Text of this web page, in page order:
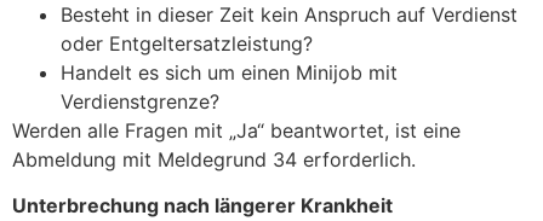
Besteht in dieser Zeit kein Anspruch auf Verdienst
oder Entgeltersatzleistung?
Handelt es sich um einen Minijob mit
Verdienstgrenze?
Werden alle Fragen mit „Ja“ beantwortet, ist eine
Abmeldung mit Meldegrund 34 erforderlich.
Unterbrechung nach längerer Krankheit